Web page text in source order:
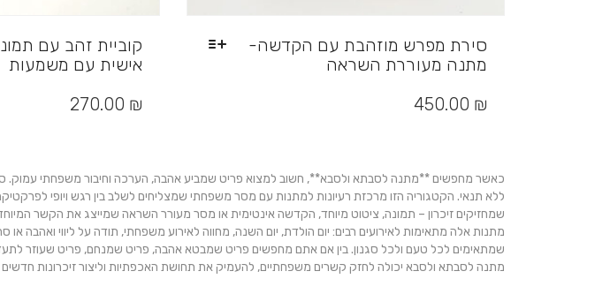
סירת מפרש מוזהבת עם הקדשה-
מתנה מעוררת השראה
זה
לבחור
את
האפשרויות
בעמוד
המוצר
450.00 ₪
קוביית זהב עם
אישית עם משמעות
זה
לבחור
את
האפשרויות
בעמוד
המוצר
270.00 ₪
כאשר מחפשים **מתנה לסבתא ולסבא**, חשוב למצוא פריט שמביע אהבה, הערכה וחיבור משפחתי עמוק. סבא
ללא תנאי. הקטגוריה הזו מרכזת רעיונות למתנות עם מסר משפחתי שמצליחים לשלב בין רגש ויופי
שמחזיקים זיכרון – תמונה, ציטוט מיוחד, הקדשה אינטימית או מסר מעורר השראה שמייצג את הקשר
מתנות אלה מתאימות לאירועים רבים: יום הולדת, יום השנה, מחווה לאירוע משפחתי, תודה על ליווי ואהבה
שמתאימים לכל טעם ולכל סגנון. בין אם אתם מחפשים פריט שמבטא אהבה, פריט שמנחם, פריט שעוזר
מתנה לסבתא ולסבא יכולה לחזק קשרים משפחתיים, להעמיק את תחושת האכפתיות וליצור זיכרונות